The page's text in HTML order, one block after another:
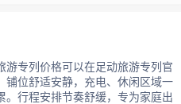
专列价格可以在足动旅游专列官
铺位舒适安静，充电、休闲区域一
。行程安排节奏舒缓，专为家庭出